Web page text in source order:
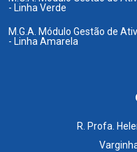
- Linha Verde
M.G.A. Módulo Gestão de
- Linha Amarela
R. Profa.